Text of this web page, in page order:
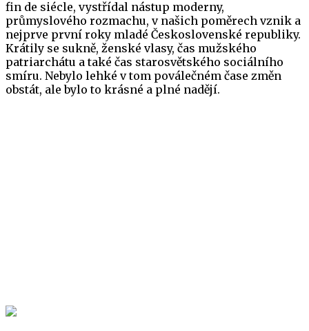
fin de siécle, vystřídal nástup moderny,
průmyslového rozmachu, v našich poměrech vznik a
nejprve první roky mladé Československé republiky.
Krátily se sukně, ženské vlasy, čas mužského
patriarchátu a také čas starosvětského sociálního
smíru. Nebylo lehké v tom poválečném čase změn
obstát, ale bylo to krásné a plné nadějí.